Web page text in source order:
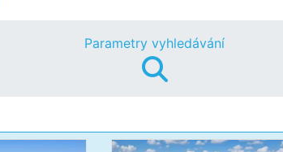
Parametry vyhledávání